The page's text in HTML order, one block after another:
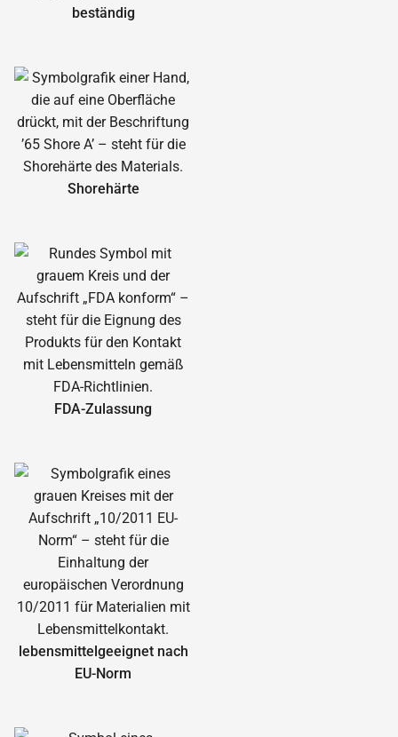
beständig
Shorehärte
FDA-Zulassung
lebensmittelgeeignet nach
EU-Norm